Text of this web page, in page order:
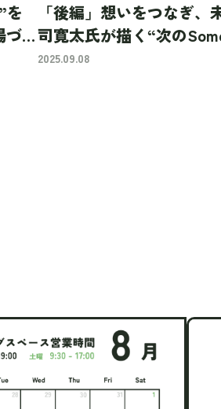
を
く
「後編」想いをつなぎ
司寛太氏が描く“次の
2025.09.08